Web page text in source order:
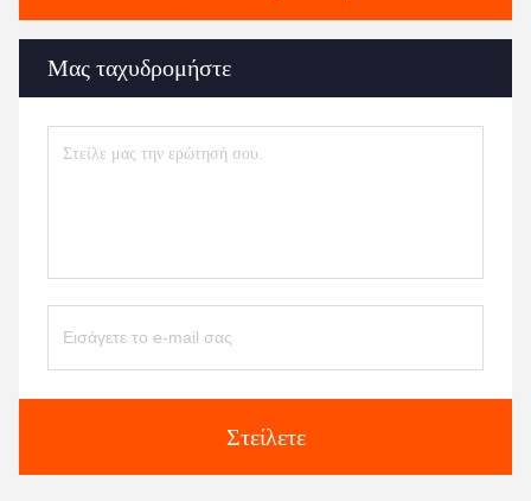
Μας ταχυδρομήστε
Στείλετε